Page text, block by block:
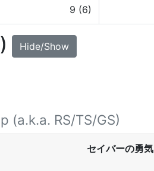
9 (6)
Hide/Show
(a.k.a. RS/TS/GS)
セイバーの勇気